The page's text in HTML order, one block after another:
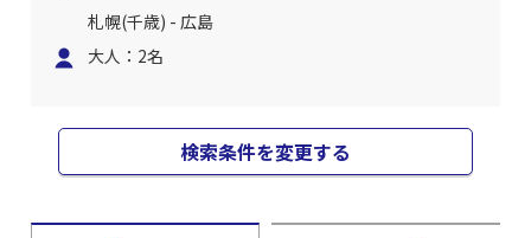
札幌(千歳) - 広島
大人：2名
検索条件を変更する